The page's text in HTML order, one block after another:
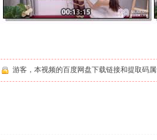
游客，本视频的百度网盘下载链接和提取码